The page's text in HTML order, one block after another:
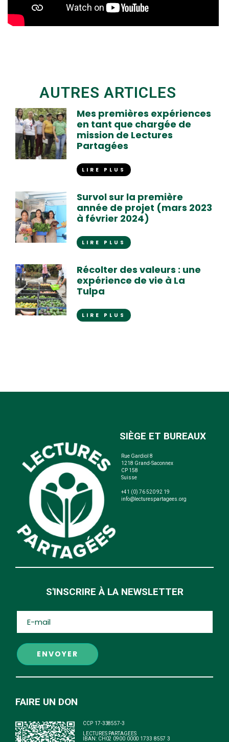
AUTRES ARTICLES
Mes premières expériences
en tant que chargée de
mission de Lectures
Partagées
LIRE PLUS
Survol sur la première
année de projet (mars 2023
à février 2024)
LIRE PLUS
Récolter des valeurs : une
expérience de vie à La
Tulpa
LIRE PLUS
SIÈGE ET BUREAUX
Rue Gardiol 8
1218 Grand-Saconnex
CP 158
Suisse
+41 (0) 76 520 92 19
info@lecturespartagees.org
S'INSCRIRE À LA NEWSLETTER
FAIRE UN DON
CCP 17-338557-3
LECTURES PARTAGEES
IBAN: CH02 0900 0000 1733 8557 3